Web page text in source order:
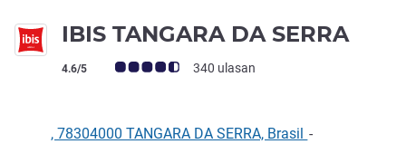
IBIS TANGARA DA SERRA
Catatan tamu Avis (Peringkat ALL)
4.6/5 340 ulasan
, 78304000 TANGARA DA SERRA, Brasil
-